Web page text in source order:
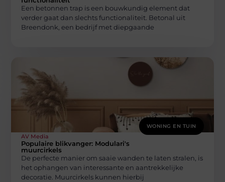
Een betonnen trap is een bouwkundig element dat
verder gaat dan slechts functionaliteit. Betonal uit
Breendonk, een bedrijf met diepgaande
WONING EN TUIN
AV Media
Populaire blikvanger: Modulari's
muurcirkels
De perfecte manier om saaie wanden te laten stralen, is
het ophangen van interessante en aantrekkelijke
decoratie. Muurcirkels kunnen hierbij